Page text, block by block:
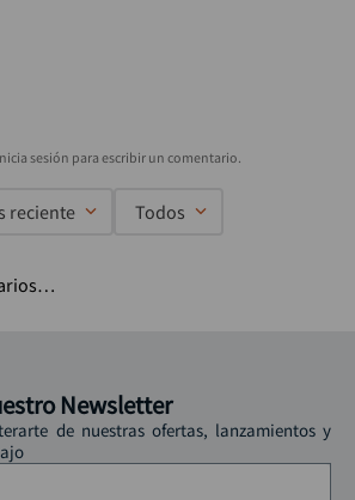
reciente Todos
Newsletter
de nuestras ofertas, lanzamientos y